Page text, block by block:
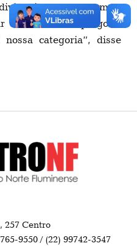
e procurem o
manter o emprego e
categoria”, disse
257 Centro
9550 / (22) 99742-3547